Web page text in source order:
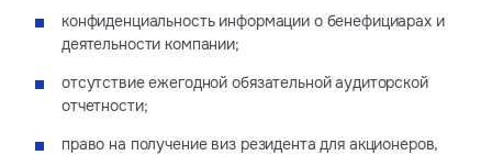
конфиденциальность информации о бенефициарах и
деятельности компании;
отсутствие ежегодной обязательной аудиторской
отчетности;
право на получение виз резидента для акционеров,